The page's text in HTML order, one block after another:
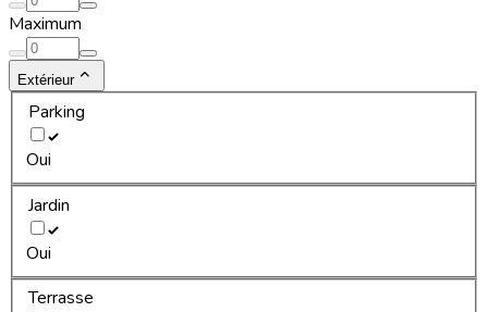
Maximum
Extérieur
Parking
Oui
Jardin
Oui
Terrasse